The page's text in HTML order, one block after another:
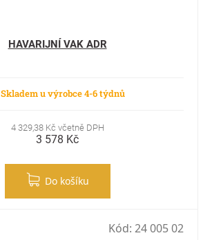
HAVARIJNÍ VAK ADR
Skladem u výrobce 4-6 týdnů
4 329,38 Kč včetně DPH
3 578 Kč
Do košíku
Kód: 24 005 02